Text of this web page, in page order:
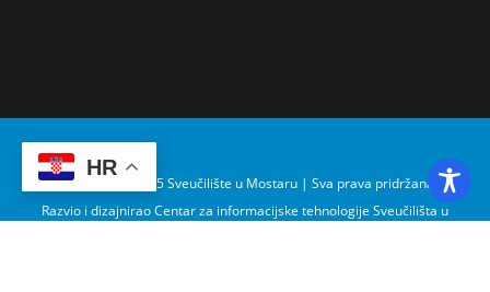
Copyright © 2025 Sveučilište u Mostaru | Sva prava pridržana
Razvio i dizajnirao Centar za informacijske tehnologije Sveučilišta u
HR